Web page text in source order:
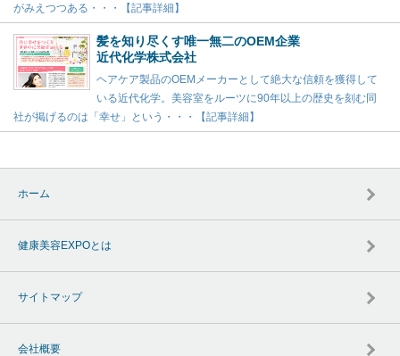
がみえつつある・・・【記事詳細】
髪を知り尽くす唯一無二のOEM企業
近代化学株式会社
ヘアケア製品のOEMメーカーとして絶大な信頼を獲得して
いる近代化学。美容室をルーツに90年以上の歴史を刻む同
社が掲げるのは「幸せ」という・・・【記事詳細】
ホーム
健康美容EXPOとは
サイトマップ
会社概要